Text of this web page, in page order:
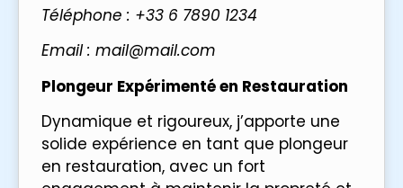
Téléphone : +33 6 7890 1234
Email : mail@mail.com
Plongeur Expérimenté en Restauration
Dynamique et rigoureux, j’apporte une
solide expérience en tant que plongeur
en restauration, avec un fort